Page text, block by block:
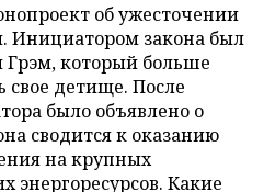
об ужесточении
Инициатором закона был
который больше
свое детище. После
было объявлено о
сводится к оказанию
на крупных
энергоресурсов. Какие